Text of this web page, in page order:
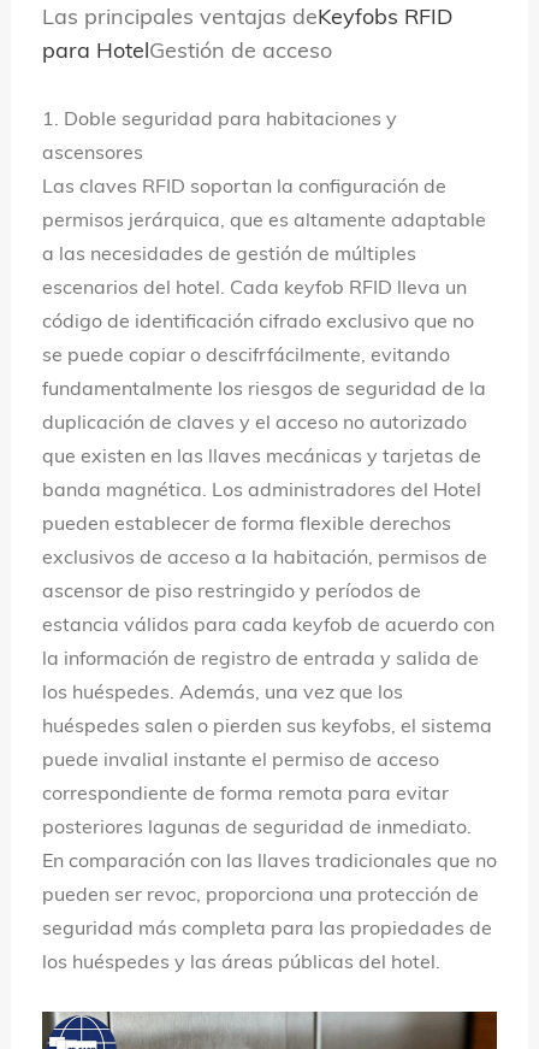
Las principales ventajas deKeyfobs RFID
para HotelGestión de acceso
1. Doble seguridad para habitaciones y
ascensores
Las claves RFID soportan la configuración de
permisos jerárquica, que es altamente adaptable
a las necesidades de gestión de múltiples
escenarios del hotel. Cada keyfob RFID lleva un
código de identificación cifrado exclusivo que no
se puede copiar o descifrfácilmente, evitando
fundamentalmente los riesgos de seguridad de la
duplicación de claves y el acceso no autorizado
que existen en las llaves mecánicas y tarjetas de
banda magnética. Los administradores del Hotel
pueden establecer de forma flexible derechos
exclusivos de acceso a la habitación, permisos de
ascensor de piso restringido y períodos de
estancia válidos para cada keyfob de acuerdo con
la información de registro de entrada y salida de
los huéspedes. Además, una vez que los
huéspedes salen o pierden sus keyfobs, el sistema
puede invalial instante el permiso de acceso
correspondiente de forma remota para evitar
posteriores lagunas de seguridad de inmediato.
En comparación con las llaves tradicionales que no
pueden ser revoc, proporciona una protección de
seguridad más completa para las propiedades de
los huéspedes y las áreas públicas del hotel.